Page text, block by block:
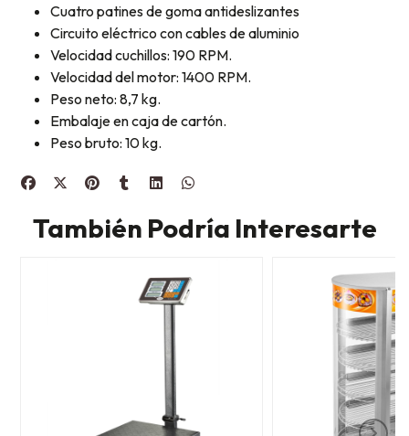
Cuatro patines de goma antideslizantes
Circuito eléctrico con cables de aluminio
Velocidad cuchillos: 190 RPM.
Velocidad del motor: 1400 RPM.
Peso neto: 8,7 kg.
Embalaje en caja de cartón.
Peso bruto: 10 kg.
También Podría Interesarte